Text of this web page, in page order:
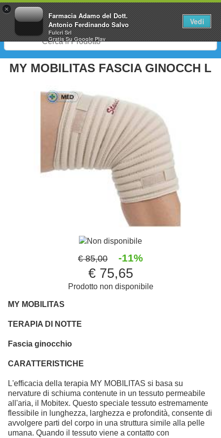
×
Farmacia Adamo del Dott.
Antonio Ferdinando Salvo
Fulcri Srl
GratisSu Google Play
Vedi
0
MY MOBILITAS FASCIA GINOCCH L
Non disponibile
€ 85,00 -11%
€ 75,65
Prodotto non disponibile
MY MOBILITAS
TERAPIA DI NOTTE
Fascia ginocchio
CARATTERISTICHE
L'efficacia della terapia MY MOBILITAS si basa su
nervature di schiuma contenute in un tessuto permeabile
all'aria, il Mobitex. Questo speciale tessuto estremamente
flessibile in lunghezza, larghezza e profondità, consente di
avvolgere parti del corpo in una struttura simile alla pelle
umana. Quando il tessuto viene a contatto con